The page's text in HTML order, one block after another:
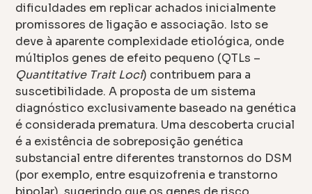
dificuldades em replicar achados inicialmente
promissores de ligação e associação. Isto se
deve à aparente complexidade etiológica, onde
múltiplos genes de efeito pequeno (QTLs –
Quantitative Trait Loci) contribuem para a
suscetibilidade. A proposta de um sistema
diagnóstico exclusivamente baseado na genética
é considerada prematura. Uma descoberta crucial
é a existência de sobreposição genética
substancial entre diferentes transtornos do DSM
(por exemplo, entre esquizofrenia e transtorno